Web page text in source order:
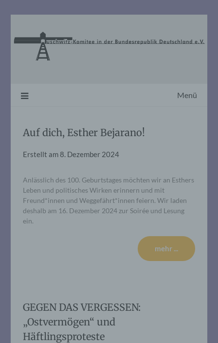
Menü
Auf dich, Esther Bejarano!
Erstellt am8. Dezember 2024
Anlässlich des 100. Geburtstages möchten wir an Esthers
Leben und politisches Wirken erinnern und mit
Freund*innen und Weggefährt*innen feiern. Wir laden
deshalb am 16. Dezember 2024 zur Soirée und Lesung
ein.
mehr ...
GEGEN DAS VERGESSEN:
„Ostvermögen“ und
Häftlingsproteste